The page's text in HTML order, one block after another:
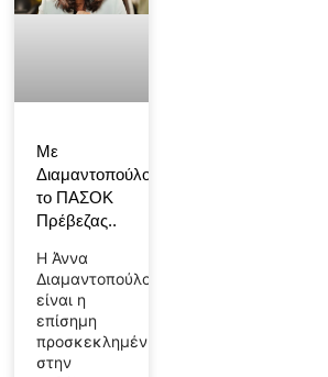
Με
Διαμαντοπούλου
το ΠΑΣΟΚ
Πρέβεζας..
Η Άννα
Διαμαντοπούλου
είναι η
επίσημη
προσκεκλημένη
στην